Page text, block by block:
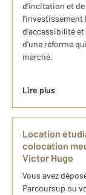
d’incitation et
d’accessibilité
d’une réforme
marché.
Lire plus
Location
colocation
Victor Hugo
Vous avez
Parcoursup ou